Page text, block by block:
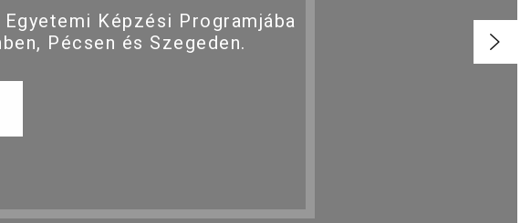
Képzési Programjába
Pécsen és Szegeden.